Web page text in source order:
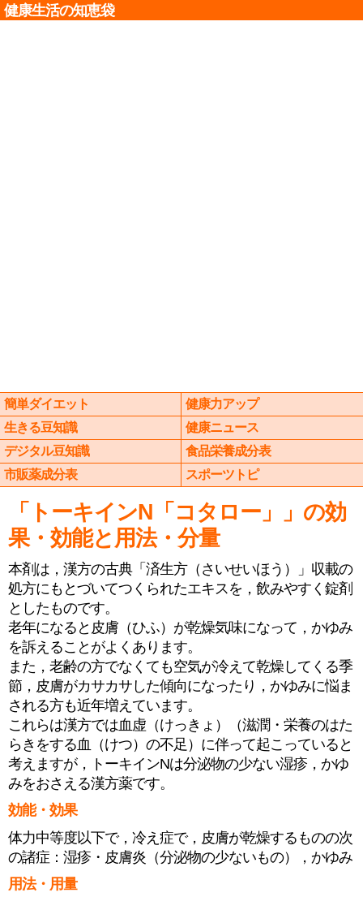
健康生活の知恵袋
簡単ダイエット
健康力アップ
生きる豆知識
健康ニュース
デジタル豆知識
食品栄養成分表
市販薬成分表
スポーツトピ
「トーキインN「コタロー」」の効
果・効能と用法・分量
本剤は，漢方の古典「済生方（さいせいほう）」収載の
処方にもとづいてつくられたエキスを，飲みやすく錠剤
としたものです。
老年になると皮膚（ひふ）が乾燥気味になって，かゆみ
を訴えることがよくあります。
また，老齢の方でなくても空気が冷えて乾燥してくる季
節，皮膚がカサカサした傾向になったり，かゆみに悩ま
される方も近年増えています。
これらは漢方では血虚（けっきょ）（滋潤・栄養のはた
らきをする血（けつ）の不足）に伴って起こっていると
考えますが，トーキインNは分泌物の少ない湿疹，かゆ
みをおさえる漢方薬です。
効能・効果
体力中等度以下で，冷え症で，皮膚が乾燥するものの次
の諸症：湿疹・皮膚炎（分泌物の少ないもの），かゆみ
用法・用量